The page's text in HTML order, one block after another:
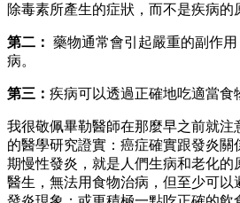
除毒素所產生的症狀，而不是疾病的
第二： 藥物通常會引起嚴重的副作
病。
第三： 疾病可以透過正確地吃適當食
我很敬佩畢勒醫師在那麼早之前就注
的醫學研究證實：癌症確實跟發炎
期慢性發炎，就是人們生病和老化的
醫生，無法用食物治病，但至少可以